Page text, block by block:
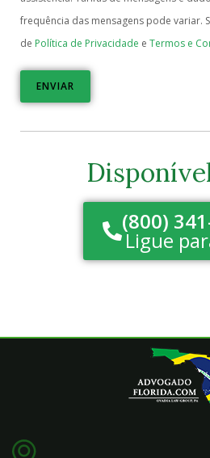
frequência das mensagens pode variar.
de Política de Privacidade e Termos e
ENVIAR
(800)
Ligue